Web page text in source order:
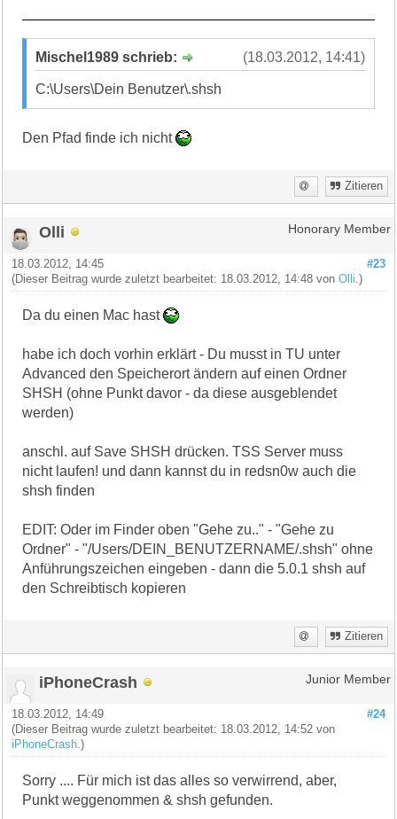
(18.03.2012, 14:41)
Mischel1989 schrieb:
C:\Users\Dein Benutzer\.shsh
Den Pfad finde ich nicht
Zitieren
Olli Honorary Member
#23
18.03.2012, 14:45
(Dieser Beitrag wurde zuletzt bearbeitet: 18.03.2012, 14:48 vonOlli .)
Da du einen Mac hast
habe ich doch vorhin erklärt - Du musst in TU unter
Advanced den Speicherort ändern auf einen Ordner
SHSH (ohne Punkt davor - da diese ausgeblendet
werden)
anschl. auf Save SHSH drücken. TSS Server muss
nicht laufen! und dann kannst du in redsn0w auch die
shsh finden
EDIT: Oder im Finder oben "Gehe zu.." - "Gehe zu
Ordner" - "/Users/DEIN_BENUTZERNAME/.shsh" ohne
Anführungszeichen eingeben - dann die 5.0.1 shsh auf
den Schreibtisch kopieren
Zitieren
iPhoneCrash Junior Member
#24
18.03.2012, 14:49
(Dieser Beitrag wurde zuletzt bearbeitet: 18.03.2012, 14:52 von
iPhoneCrash .)
Sorry .... Für mich ist das alles so verwirrend, aber,
Punkt weggenommen & shsh gefunden.